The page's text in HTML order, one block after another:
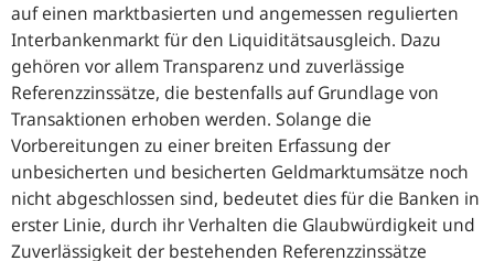
auf einen marktbasierten und angemessen regulierten
Interbankenmarkt für den Liquiditätsausgleich. Dazu
gehören vor allem Transparenz und zuverlässige
Referenzzinssätze, die bestenfalls auf Grundlage von
Transaktionen erhoben werden. Solange die
Vorbereitungen zu einer breiten Erfassung der
unbesicherten und besicherten Geldmarktumsätze noch
nicht abgeschlossen sind, bedeutet dies für die Banken in
erster Linie, durch ihr Verhalten die Glaubwürdigkeit und
Zuverlässigkeit der bestehenden Referenzzinssätze